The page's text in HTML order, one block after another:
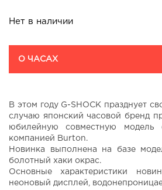
Нет в наличии
О ЧАСАХ
В этом году G-SHOCK празднует
случаю японский часовой бренд
юбилейную совместную модель
компанией Burton.
Новинка выполнена на базе
болотный хаки окрас.
Основные характеристики
неоновый дисплей,